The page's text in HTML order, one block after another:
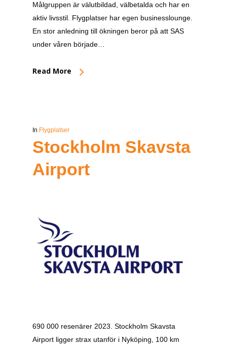
Målgruppen är välutbildad, välbetalda och har en
aktiv livsstil. Flygplatser har egen businesslounge.
En stor anledning till ökningen beror på att SAS
under våren började…
Read More
In Flygplatser
Stockholm Skavsta
Airport
690 000 resenärer 2023. Stockholm Skavsta
Airport ligger strax utanför i Nyköping, 100 km